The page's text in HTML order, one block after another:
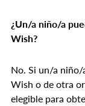
¿Un/a niño/a
Wish?
No. Si un/a
Wish o de otra
elegible para